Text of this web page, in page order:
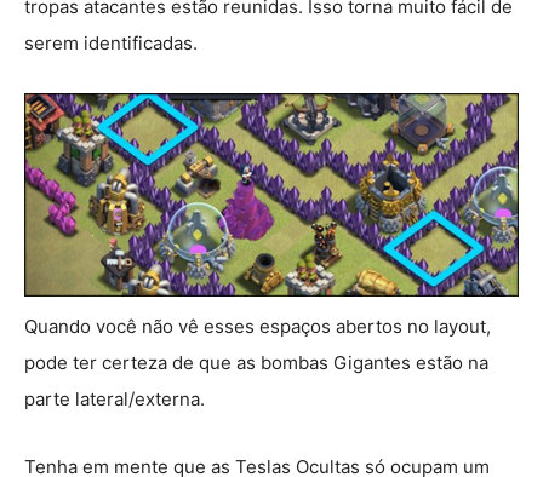
tropas atacantes estão reunidas. Isso torna muito fácil de
serem identificadas.
Quando você não vê esses espaços abertos no layout,
pode ter certeza de que as bombas Gigantes estão na
parte lateral/externa.
Tenha em mente que as Teslas Ocultas só ocupam um